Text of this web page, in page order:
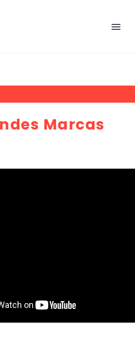
Marcas